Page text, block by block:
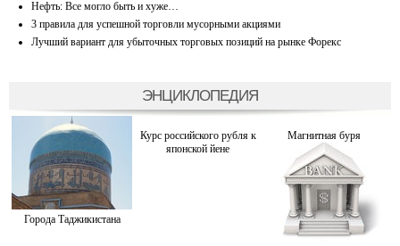
Нефть: Все могло быть и хуже…
3 правила для успешной торговли мусорными акциями
Лучший вариант для убыточных торговых позиций на рынке Форекс
ЭНЦИКЛОПЕДИЯ
Города Таджикистана
Курс российского рубля к
японской йене
Магнитная буря